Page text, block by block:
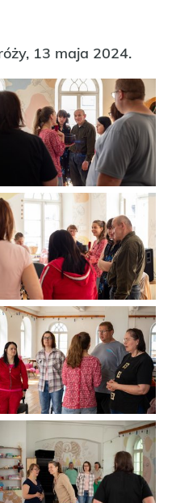
13 maja 2024.